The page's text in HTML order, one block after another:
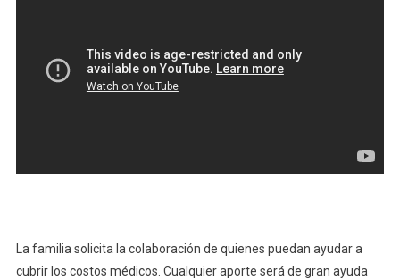
La familia solicita la colaboración de quienes puedan ayudar a
cubrir los costos médicos. Cualquier aporte será de gran ayuda